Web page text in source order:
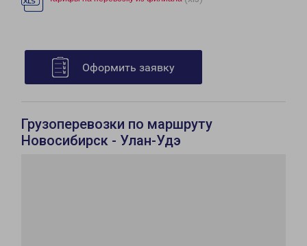
Оформить заявку
Грузоперевозки по маршруту
Новосибирск - Улан-Удэ